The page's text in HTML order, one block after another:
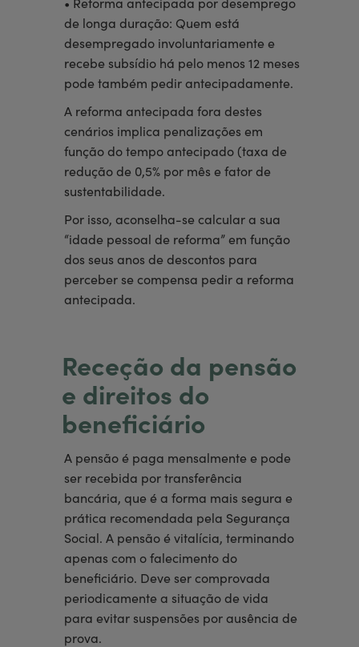
• Reforma antecipada por desemprego
de longa duração: Quem está
desempregado involuntariamente e
recebe subsídio há pelo menos 12 meses
pode também pedir antecipadamente.
A reforma antecipada fora destes
cenários implica penalizações em
função do tempo antecipado (taxa de
redução de 0,5% por mês e fator de
sustentabilidade.
Por isso, aconselha-se calcular a sua
“idade pessoal de reforma” em função
dos seus anos de descontos para
perceber se compensa pedir a reforma
antecipada.
Receção da pensão
e direitos do
beneficiário
A pensão é paga mensalmente e pode
ser recebida por transferência
bancária, que é a forma mais segura e
prática recomendada pela Segurança
Social. A pensão é vitalícia, terminando
apenas com o falecimento do
beneficiário. Deve ser comprovada
periodicamente a situação de vida
para evitar suspensões por ausência de
prova.